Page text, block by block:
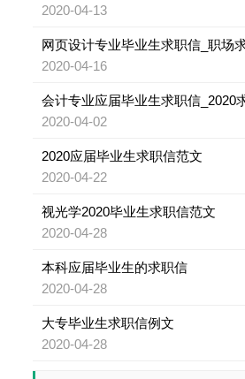
2020-04-13
网页设计专业毕业生求职信_职场
2020-04-16
会计专业应届毕业生求职信_2020
2020-04-02
2020应届毕业生求职信范文
2020-04-22
视光学2020毕业生求职信范文
2020-04-28
本科应届毕业生的求职信
2020-04-28
大专毕业生求职信例文
2020-04-28